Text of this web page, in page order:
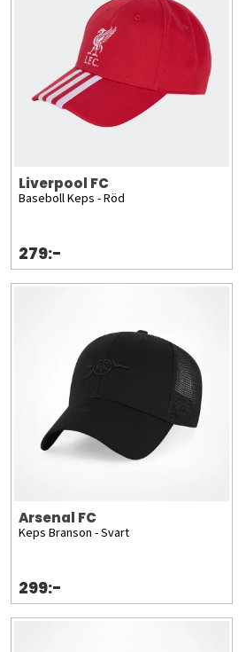
Liverpool FC
Baseboll Keps - Röd
279:-
Arsenal FC
Keps Branson - Svart
299:-